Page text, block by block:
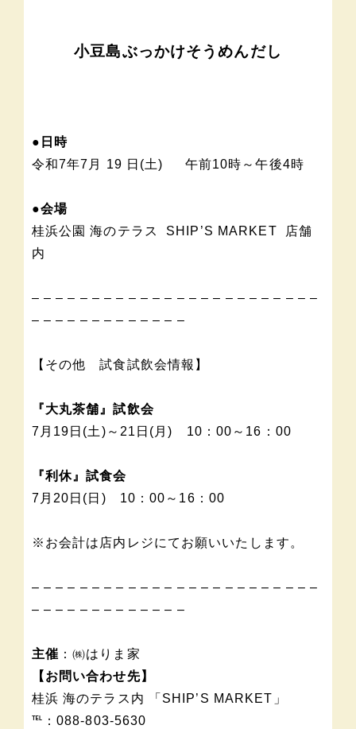
小豆島ぶっかけそうめんだし
●日時
令和7年7月 19 日(土) 午前10時～午後4時
●会場
桂浜公園 海のテラス SHIP’S MARKET 店舗
内
– – – – – – – – – – – – – – – – – – – – – – – –
– – – – – – – – – – – – –
【その他 試食試飲会情報】
『大丸茶舗』試飲会
7月19日(土)～21日(月) 10：00～16：00
『利休』試食会
7月20日(日) 10：00～16：00
※お会計は店内レジにてお願いいたします。
– – – – – – – – – – – – – – – – – – – – – – – –
– – – – – – – – – – – – –
主催 ：㈱はりま家
【お問い合わせ先】
桂浜 海のテラス内 「SHIP’S MARKET」
℡：088-803-5630